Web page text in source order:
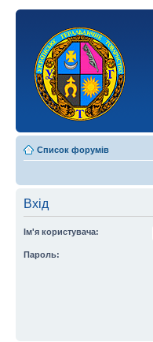
Список форумів
Вхід
Ім'я користувача:
Пароль: